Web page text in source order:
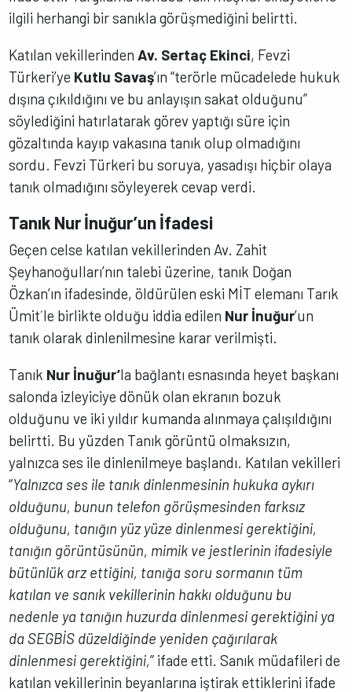
ilgili herhangi bir sanıkla görüşmediğini belirtti.
Katılan vekillerinden Av. Sertaç Ekinci, Fevzi
Türkeri’ye Kutlu Savaş’ın “terörle mücadelede hukuk
dışına çıkıldığını ve bu anlayışın sakat olduğunu”
söylediğini hatırlatarak görev yaptığı süre için
gözaltında kayıp vakasına tanık olup olmadığını
sordu. Fevzi Türkeri bu soruya, yasadışı hiçbir olaya
tanık olmadığını söyleyerek cevap verdi.
Tanık Nur İnuğur’un İfadesi
Geçen celse katılan vekillerinden Av. Zahit
Şeyhanoğulları’nın talebi üzerine, tanık Doğan
Özkan’ın ifadesinde, öldürülen eski MİT elemanı Tarık
Ümit´le birlikte olduğu iddia edilen Nur İnuğur’un
tanık olarak dinlenilmesine karar verilmişti.
Tanık Nur İnuğur’la bağlantı esnasında heyet başkanı
salonda izleyiciye dönük olan ekranın bozuk
olduğunu ve iki yıldır kumanda alınmaya çalışıldığını
belirtti. Bu yüzden Tanık görüntü olmaksızın,
yalnızca ses ile dinlenilmeye başlandı. Katılan vekilleri
“Yalnızca ses ile tanık dinlenmesinin hukuka aykırı
olduğunu, bunun telefon görüşmesinden farksız
olduğunu, tanığın yüz yüze dinlenmesi gerektiğini,
tanığın görüntüsünün, mimik ve jestlerinin ifadesiyle
bütünlük arz ettiğini, tanığa soru sormanın tüm
katılan ve sanık vekillerinin hakkı olduğunu bu
nedenle ya tanığın huzurda dinlenmesi gerektiğini ya
da SEGBİS düzeldiğinde yeniden çağırılarak
dinlenmesi gerektiğini,” ifade etti. Sanık müdafileri de
katılan vekillerinin beyanlarına iştirak ettiklerini ifade